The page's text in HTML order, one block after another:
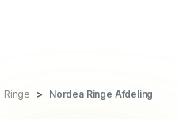
Ringe Nordea Ringe Afdeling